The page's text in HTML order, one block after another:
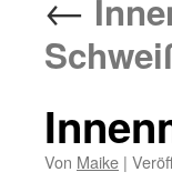
Von Maike |